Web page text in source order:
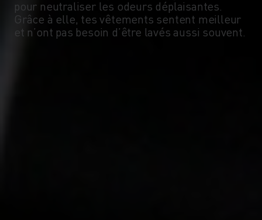
pour neutraliser les odeurs déplaisantes.
Grâce à elle, tes vêtements sentent meilleur
et n’ont pas besoin d’être lavés aussi souvent.